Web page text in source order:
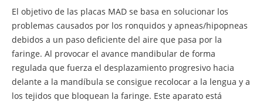
El objetivo de las placas MAD se basa en solucionar los
problemas causados por los ronquidos y apneas/hipopneas
debidos a un paso deficiente del aire que pasa por la
faringe. Al provocar el avance mandibular de forma
regulada que fuerza el desplazamiento progresivo hacia
delante a la mandíbula se consigue recolocar a la lengua y a
los tejidos que bloquean la faringe. Este aparato está